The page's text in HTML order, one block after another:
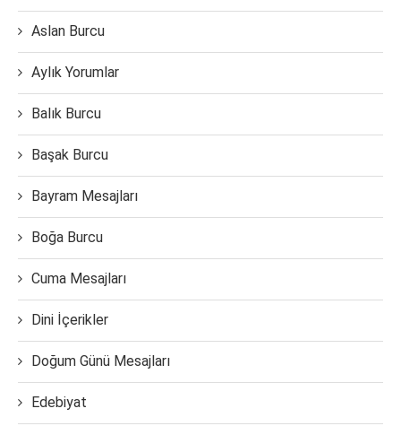
Aslan Burcu
Aylık Yorumlar
Balık Burcu
Başak Burcu
Bayram Mesajları
Boğa Burcu
Cuma Mesajları
Dini İçerikler
Doğum Günü Mesajları
Edebiyat